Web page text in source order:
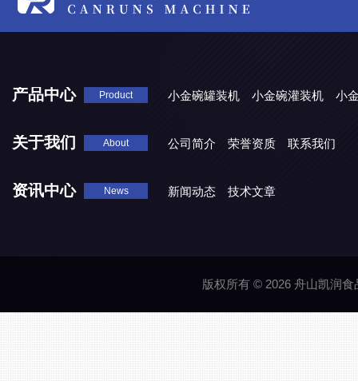
产品中心 Product 小金碗罐装机 小金碗灌装机 小
关于我们 About 公司简介 荣誉资质 联系我们
资讯中心 News 新闻动态 技术文章
版权所有 © 2026 舟山凯润